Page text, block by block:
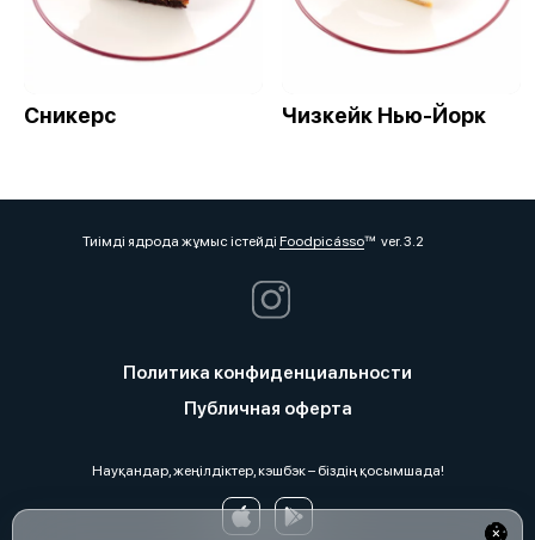
Сникерс Чизкейк Нью-Йорк
Тиімді ядрода жұмыс істейді Foodpicássover. 3.2
Политика конфиденциальности
Публичная оферта
Науқандар, жеңілдіктер, кэшбэк – біздің қосымшада!